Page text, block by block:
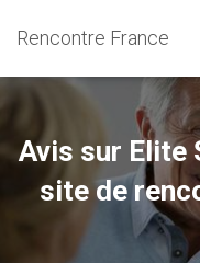
Rencontre France
Avis sur Elite
site de